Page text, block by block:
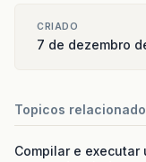
CRIADO
7 de dezembro
Topicos
Compilar e